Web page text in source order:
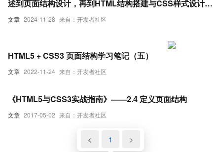
文章 2024-11-28 来自：开发者社区
述到页面结构设计，再到HTML结构搭建与CSS样式设计，
最后实现具体页面并进行优化提升，全面覆盖了网站开发的
文章 2022-11-24 来自：开发者社区
HTML5 + CSS3 页面结构学习笔记（五）
文章 2017-05-02 来自：开发者社区
《HTML5与CSS3实战指南》——2.4 定义页面结构
< 1 >